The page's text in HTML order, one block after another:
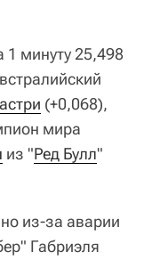
1 минуту 25,498
(+0,068),
мира
из "Ред Булл"
из-за аварии
Габриэля